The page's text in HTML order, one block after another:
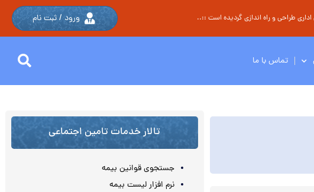
طراحی و راه اندازی گردیده است ::.. ورود / ثبت نام
تماس با ما
تالار خدمات تامین اجتماعی
جستجوی قوانین بیمه
نرم افزار لیست بیمه